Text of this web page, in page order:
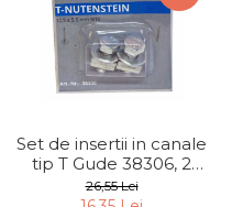
Set de insertii in canale
tip T Gude 38306, 2
bucati
26,55 Lei